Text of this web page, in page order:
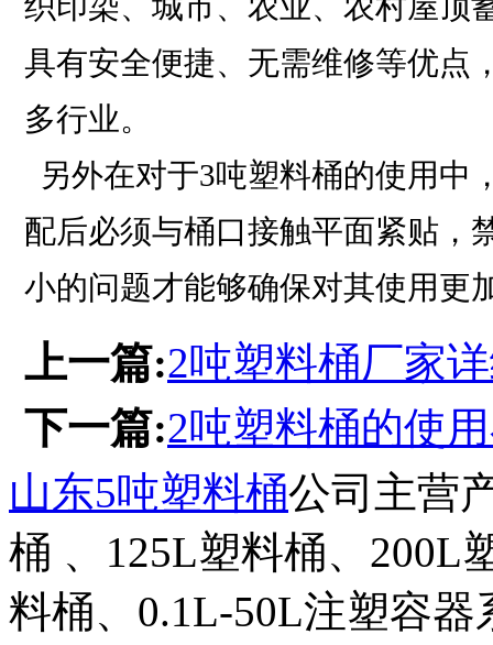
具有安全便捷、无需维修等优点
多行业。
另外在对于3吨塑料桶的使用中
配后必须与桶口接触平面紧贴，
小的问题才能够确保对其使用更
上一篇:2吨塑料桶厂家
下一篇:2吨塑料桶的使
山东5吨塑料桶公司主营
桶 、125L塑料桶、200L
料桶、0.1L-50L注塑容